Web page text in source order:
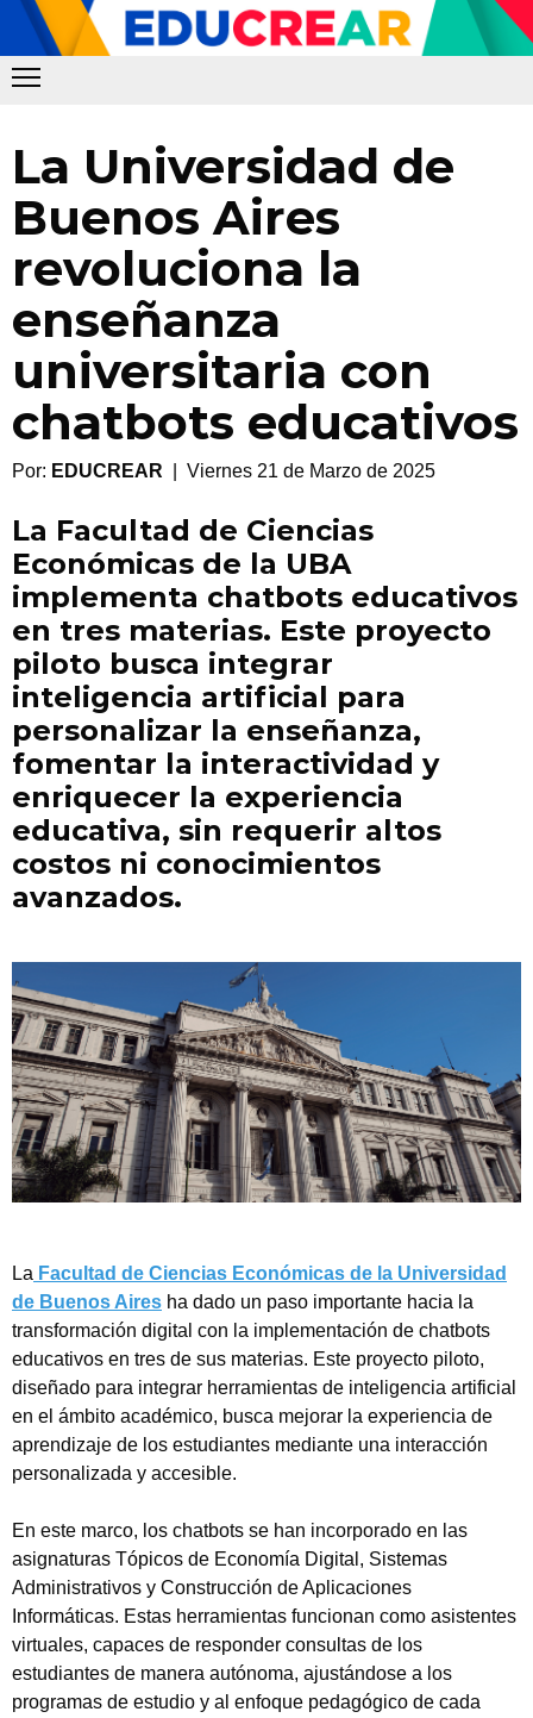
La Universidad de
Buenos Aires
revoluciona la
enseñanza
universitaria con
chatbots educativos
Por: EDUCREAR | Viernes 21 de Marzo de 2025
La Facultad de Ciencias
Económicas de la UBA
implementa chatbots educativos
en tres materias. Este proyecto
piloto busca integrar
inteligencia artificial para
personalizar la enseñanza,
fomentar la interactividad y
enriquecer la experiencia
educativa, sin requerir altos
costos ni conocimientos
avanzados.
La Facultad de Ciencias Económicas de la Universidad
de Buenos Aires ha dado un paso importante hacia la
transformación digital con la implementación de chatbots
educativos en tres de sus materias. Este proyecto piloto,
diseñado para integrar herramientas de inteligencia artificial
en el ámbito académico, busca mejorar la experiencia de
aprendizaje de los estudiantes mediante una interacción
personalizada y accesible.
En este marco, los chatbots se han incorporado en las
asignaturas Tópicos de Economía Digital, Sistemas
Administrativos y Construcción de Aplicaciones
Informáticas. Estas herramientas funcionan como asistentes
virtuales, capaces de responder consultas de los
estudiantes de manera autónoma, ajustándose a los
programas de estudio y al enfoque pedagógico de cada